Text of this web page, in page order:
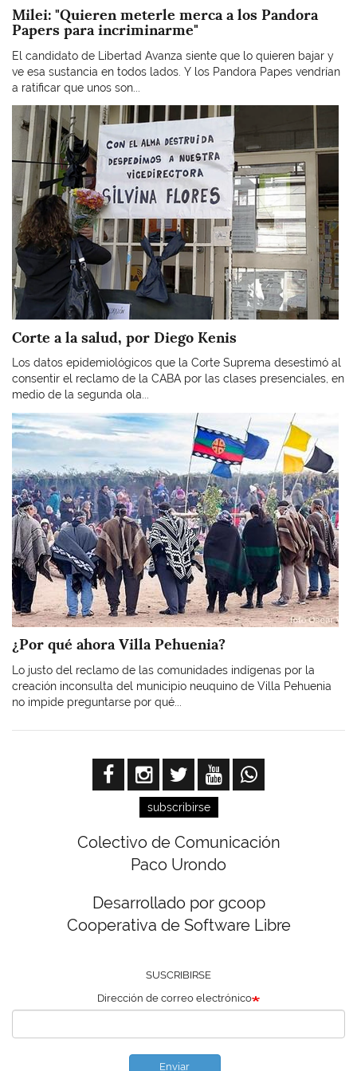
Milei: "Quieren meterle merca a los Pandora
Papers para incriminarme"
El candidato de Libertad Avanza siente que lo quieren bajar y
ve esa sustancia en todos lados. Y los Pandora Papes vendrían
a ratificar que unos son...
Imagen
Corte a la salud, por Diego Kenis
Los datos epidemiológicos que la Corte Suprema desestimó al
consentir el reclamo de la CABA por las clases presenciales, en
medio de la segunda ola...
Imagen
¿Por qué ahora Villa Pehuenia?
Lo justo del reclamo de las comunidades indígenas por la
creación inconsulta del municipio neuquino de Villa Pehuenia
no impide preguntarse por qué...
subscribirse
Colectivo de Comunicación
Paco Urondo
Desarrollado por gcoop
Cooperativa de Software Libre
SUSCRIBIRSE
Dirección de correo electrónico
Enviar